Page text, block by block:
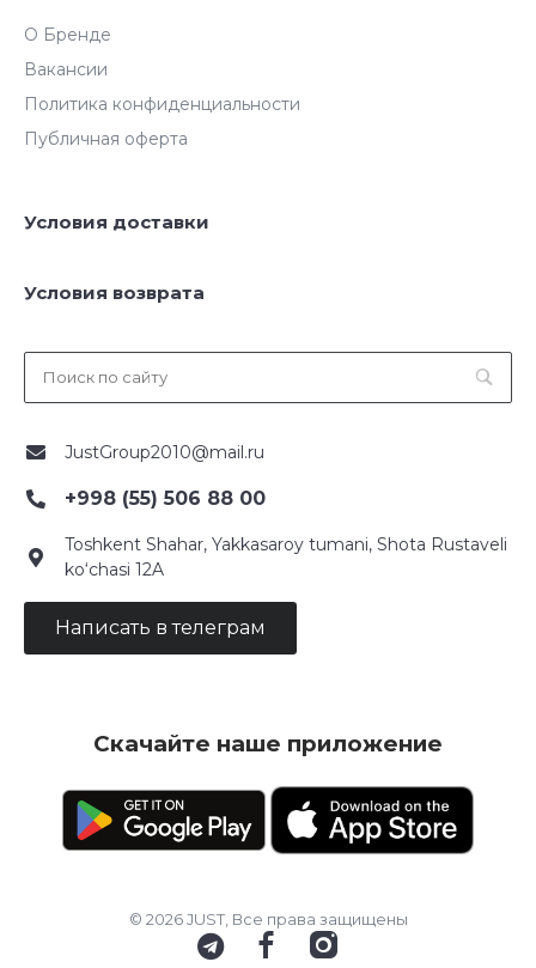
О Бренде
Вакансии
Политика конфиденциальности
Публичная оферта
Условия доставки
Условия возврата
JustGroup2010@mail.ru
+998 (55) 506 88 00
Toshkent Shahar, Yakkasaroy tumani, Shota Rustaveli
ko‘chasi 12A
Написать в телеграм
Скачайте наше приложение
© 2026 JUST, Все права защищены